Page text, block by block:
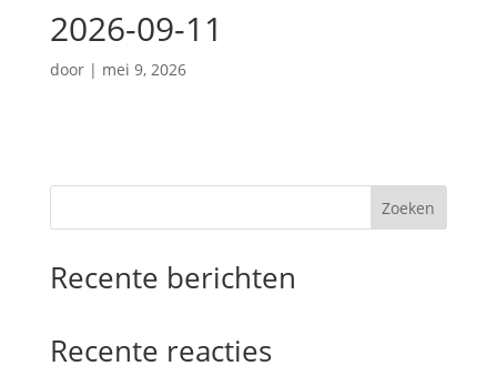
2026-09-11
door | mei 9, 2026
Zoeken
Recente berichten
Recente reacties